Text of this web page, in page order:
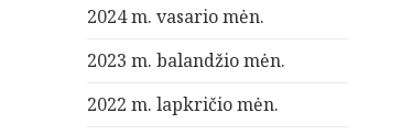
2024 m. vasario mėn.
2023 m. balandžio mėn.
2022 m. lapkričio mėn.